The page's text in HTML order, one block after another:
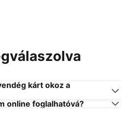
kárt okoz a
online foglalhatóvá?